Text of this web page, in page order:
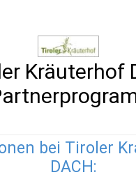
Kräuterhof
bei Tiroler
DACH: